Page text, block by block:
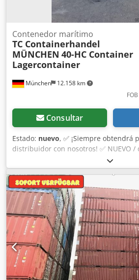
München 12.158 km
Contenedor marítimo
TC Containerhandel
MÜNCHEN 40-HC Container
Lagercontainer
Consultar
Estado: nuevo, ✅ ¡Siempre obtendrá
distribuidor con nosotros! ✅ NUEVO /
marítimos de un solo viaje Para la
contenedores marítimos / AÑO DE
One Way / Un viaje marítimo de
Swjaskr Incl. una caja de bloqueo -
para proteger las mercancías
acceso no autorizado RAL 5010 azul
azul cobalto RAL 7015 gris pizarra
7035 gris claro RAL 7042 gris tráfico
RAL 3009 rojo óxido RAL 9010 blanco
azabache - Suelo de madera -
descarga con recargo
personalizados e individuales para